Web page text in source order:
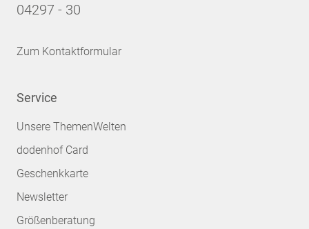
04297 - 30
Zum Kontaktformular
Service
Unsere ThemenWelten
dodenhof Card
Geschenkkarte
Newsletter
Größenberatung